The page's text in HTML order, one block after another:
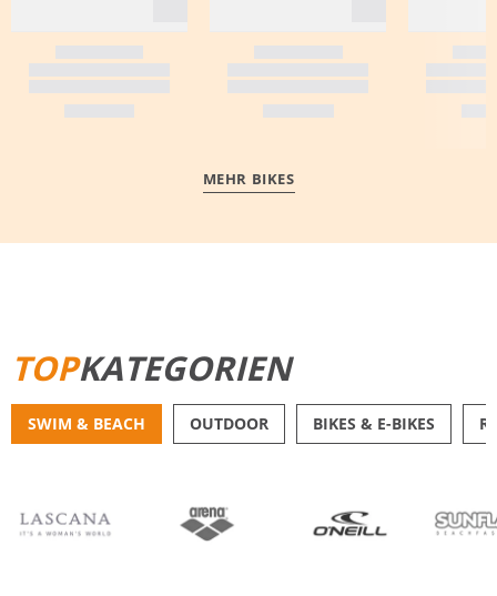
MEHR BIKES
TOPKATEGORIEN
SWIM & BEACH OUTDOOR BIKES & E-BIKES